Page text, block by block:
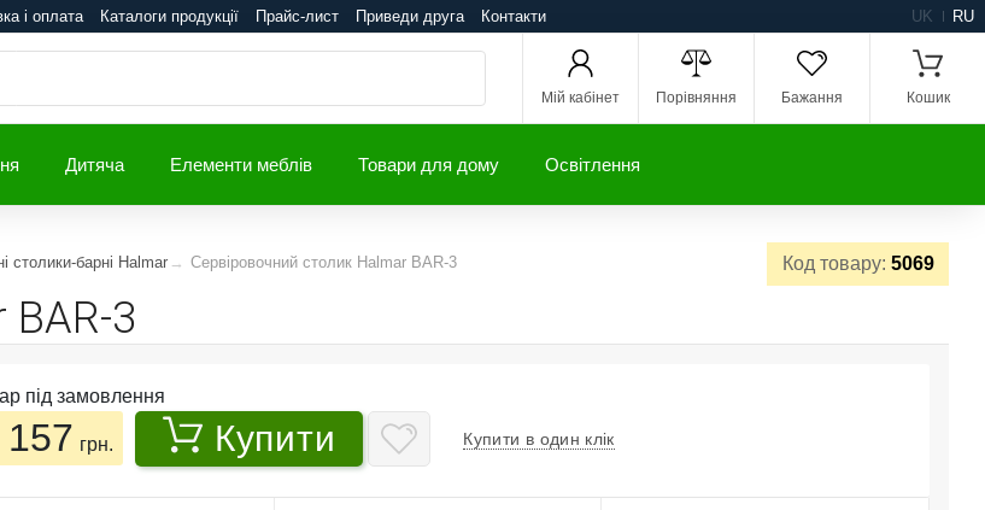
і оплата Каталоги продукції Прайс-лист Приведи друга Контакти UK RU
Мій кабінет Порівняння Бажання Кошик
Дитяча Елементи меблів Товари для дому Освітлення
Код товару: 5069
столики-барні Halmar Сервіровочний столик Halmar BAR-3
3
під замовлення
грн. Купити Купити в один клік